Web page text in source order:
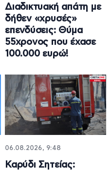
Διαδικτυακή απάτη με
δήθεν «χρυσές»
επενδύσεις: Θύμα
55χρονος που έχασε
100.000 ευρώ!
06.08.2026, 9:48
Καρύδι Σητείας: